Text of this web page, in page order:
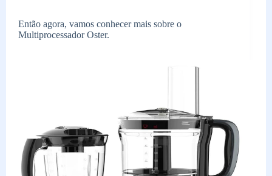
Então agora, vamos conhecer mais sobre o
Multiprocessador Oster.